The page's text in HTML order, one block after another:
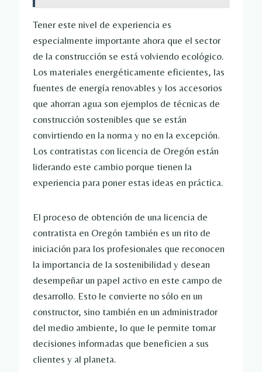
Tener este nivel de experiencia es
especialmente importante ahora que el sector
de la construcción se está volviendo ecológico.
Los materiales energéticamente eficientes, las
fuentes de energía renovables y los accesorios
que ahorran agua son ejemplos de técnicas de
construcción sostenibles que se están
convirtiendo en la norma y no en la excepción.
Los contratistas con licencia de Oregón están
liderando este cambio porque tienen la
experiencia para poner estas ideas en práctica.
El proceso de obtención de una licencia de
contratista en Oregón también es un rito de
iniciación para los profesionales que reconocen
la importancia de la sostenibilidad y desean
desempeñar un papel activo en este campo de
desarrollo. Esto le convierte no sólo en un
constructor, sino también en un administrador
del medio ambiente, lo que le permite tomar
decisiones informadas que beneficien a sus
clientes y al planeta.